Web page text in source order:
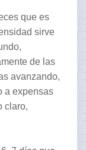
que es
sirve
de las
avanzando,
a expensas
claro,